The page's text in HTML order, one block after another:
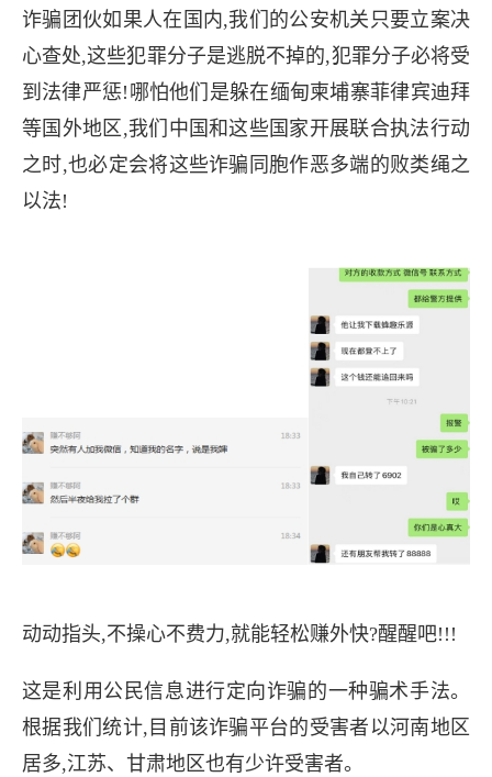
诈骗团伙如果人在国内,我们的公安机关只要立案决
心查处,这些犯罪分子是逃脱不掉的,犯罪分子必将受
到法律严惩!哪怕他们是躲在缅甸柬埔寨菲律宾迪拜
等国外地区,我们中国和这些国家开展联合执法行动
之时,也必定会将这些诈骗同胞作恶多端的败类绳之
以法!
动动指头,不操心不费力,就能轻松赚外快?醒醒吧!!!
这是利用公民信息进行定向诈骗的一种骗术手法。
根据我们统计,目前该诈骗平台的受害者以河南地区
居多,江苏、甘肃地区也有少许受害者。
长按图片识别二维